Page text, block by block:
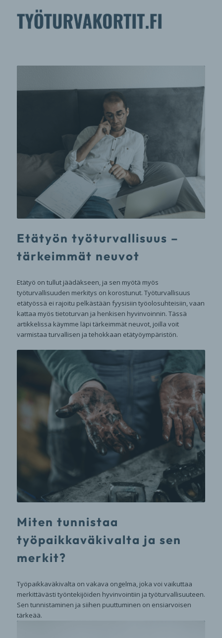
Etätyön työturvallisuus –
tärkeimmät neuvot
Etätyö on tullut jäädäkseen, ja sen myötä myös
työturvallisuuden merkitys on korostunut. Työturvallisuus
etätyössä ei rajoitu pelkästään fyysisiin työolosuhteisiin, vaan
kattaa myös tietoturvan ja henkisen hyvinvoinnin. Tässä
artikkelissa käymme läpi tärkeimmät neuvot, joilla voit
varmistaa turvallisen ja tehokkaan etätyöympäristön.
Miten tunnistaa
työpaikkaväkivalta ja sen
merkit?
Työpaikkaväkivalta on vakava ongelma, joka voi vaikuttaa
merkittävästi työntekijöiden hyvinvointiin ja työturvallisuuteen.
Sen tunnistaminen ja siihen puuttuminen on ensiarvoisen
tärkeää.